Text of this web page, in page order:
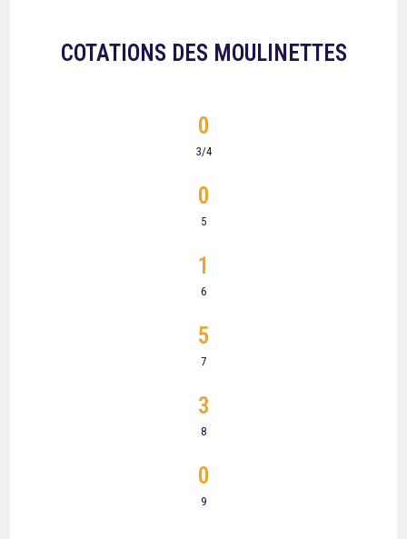
COTATIONS DES MOULINETTES
3/4
0
5
0
6
1
7
5
8
3
9
0